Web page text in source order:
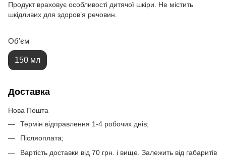
Продукт враховує особливості дитячої шкіри. Не містить
шкідливих для здоров’я речовин.
Обʼєм
150 мл
Доставка
Нова Пошта
Термін відправлення 1-4 робочих днів;
Післяоплата;
Вартість доставки від 70 грн. і вище. Залежить від габаритів